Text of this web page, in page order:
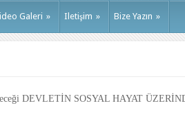
Galeri » Iletişim » Bize Yazın »
DEVLETİN SOSYAL HAYAT